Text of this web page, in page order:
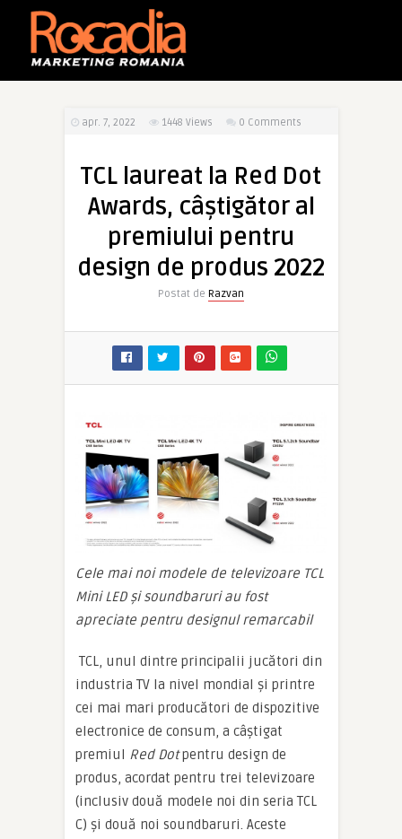
apr. 7, 2022 1448 Views 0 Comments
TCL laureat la Red Dot
Awards, câștigător al
premiului pentru
design de produs 2022
Postat de Razvan
Cele mai noi modele de televizoare TCL
Mini LED și soundbaruri au fost
apreciate pentru designul remarcabil
TCL, unul dintre principalii jucători din
industria TV la nivel mondial și printre
cei mai mari producători de dispozitive
electronice de consum, a câștigat
premiul Red Dotpentru design de
produs, acordat pentru trei televizoare
(inclusiv două modele noi din seria TCL
C) și două noi soundbaruri. Aceste